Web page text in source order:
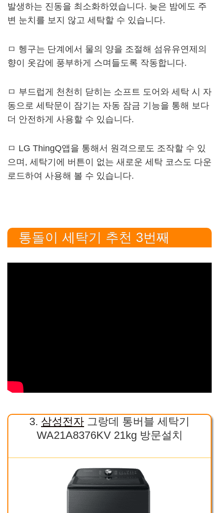
발생하는 진동을 최소화하였습니다. 늦은 밤에도 주
변 눈치를 보지 않고 세탁할 수 있습니다.
ㅁ 헹구는 단계에서 물의 양을 조절해 섬유유연제의
향이 옷감에 풍부하게 스며들도록 작동합니다.
ㅁ 부드럽게 천천히 닫히는 소프트 도어와 세탁 시 자
동으로 세탁문이 잠기는 자동 잠금 기능을 통해 보다
더 안전하게 사용할 수 있습니다.
ㅁ LG ThingQ앱을 통해서 원격으로도 조작할 수 있
으며, 세탁기에 버튼이 없는 새로운 세탁 코스도 다운
로드하여 사용해 볼 수 있습니다.
통돌이 세탁기 추천 3번째
3. 삼성전자 그랑데 통버블 세탁기
WA21A8376KV 21kg 방문설치